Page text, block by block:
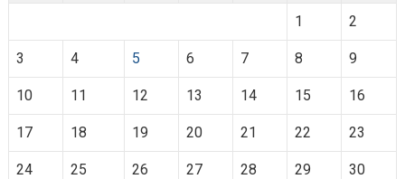
1 2
3 4 5 6 7 8 9
10 11 12 13 14 15 16
17 18 19 20 21 22 23
24 25 26 27 28 29 30